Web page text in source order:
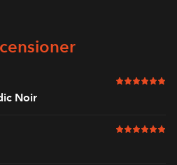
6 av 6 i
Noir
6 av 6 i